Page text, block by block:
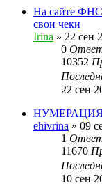
На сайте ФНС
свои чеки
Irina » 22 сен
0
10352
22 сен
ehivrina » 09
1
11670
10 сен